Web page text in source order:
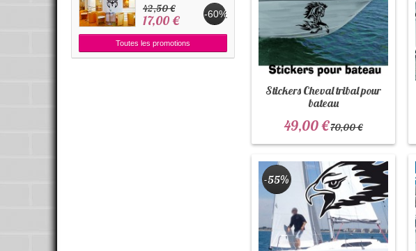
42,50 € -60%
17,00 €
Toutes les promotions
Stickers Cheval tribal pour
bateau
49,00 €70,00 €
-55%